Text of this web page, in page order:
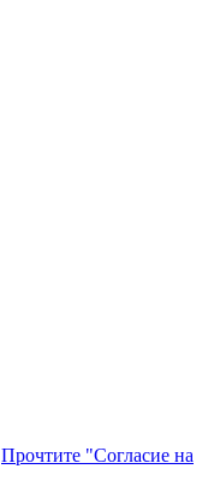
Прочтите "Согласие на